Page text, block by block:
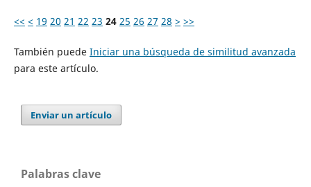
<< < 19 20 21 22 23 24 25 26 27 28 > >>
También puede Iniciar una búsqueda de similitud avanzada
para este artículo.
Enviar un artículo
Palabras clave